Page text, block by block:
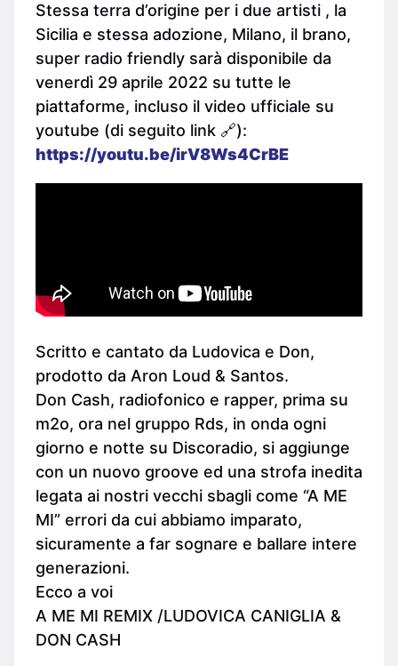
Stessa terra d’origine per i due artisti , la
Sicilia e stessa adozione, Milano, il brano,
super radio friendly sarà disponibile da
venerdì 29 aprile 2022 su tutte le
piattaforme, incluso il video ufficiale su
youtube (di seguito link 🔗):
https://youtu.be/irV8Ws4CrBE
Scritto e cantato da Ludovica e Don,
prodotto da Aron Loud & Santos.
Don Cash, radiofonico e rapper, prima su
m2o, ora nel gruppo Rds, in onda ogni
giorno e notte su Discoradio, si aggiunge
con un nuovo groove ed una strofa inedita
legata ai nostri vecchi sbagli come “A ME
MI” errori da cui abbiamo imparato,
sicuramente a far sognare e ballare intere
generazioni.
Ecco a voi
A ME MI REMIX /LUDOVICA CANIGLIA &
DON CASH